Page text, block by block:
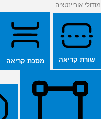
מודולי אוריינטציה
שורת קריאה מסכת קריאה